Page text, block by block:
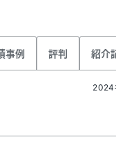
事例 評判 紹介
2024